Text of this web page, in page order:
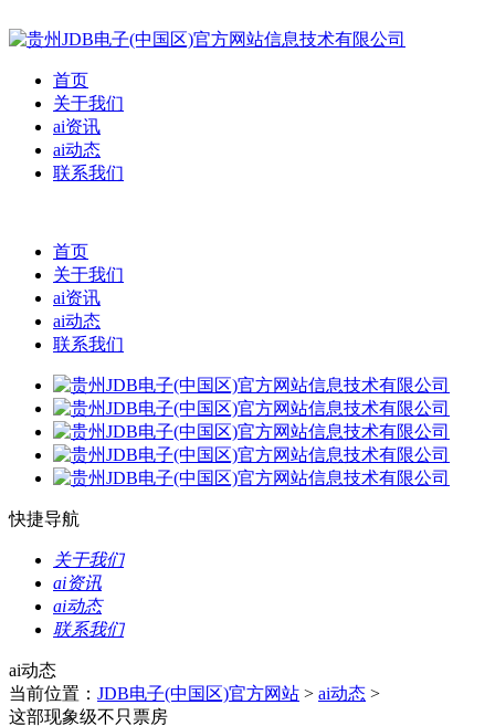
首页
关于我们
ai资讯
ai动态
联系我们
首页
关于我们
ai资讯
ai动态
联系我们
快捷导航
关于我们
ai资讯
ai动态
联系我们
ai动态
当前位置： JDB电子(中国区)官方网站 > ai动态 >
这部现象级不只票房